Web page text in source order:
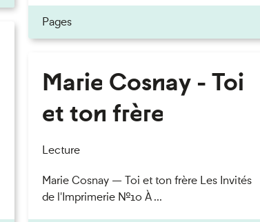
Pages
Marie Cosnay - Toi
et ton frère
Lecture
Marie Cosnay — Toi et ton frère Les Invités
de l'Imprimerie n°10 À ...